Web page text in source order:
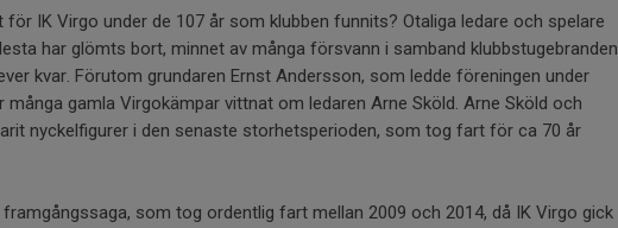
IK Virgo under de 107 år som klubben funnits? Otaliga ledare och spelare
har glömts bort, minnet av många försvann i samband klubbstugebranden
kvar. Förutom grundaren Ernst Andersson, som ledde föreningen under
gamla Virgokämpar vittnat om ledaren Arne Sköld. Arne Sköld och
nyckelfigurer i den senaste storhetsperioden, som tog fart för ca 70 år
som tog ordentlig fart mellan 2009 och 2014, då IK Virgo gick